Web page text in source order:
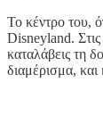
Το κέντρο του,
Disneyland. Στις
καταλάβεις τη
διαμέρισμα,